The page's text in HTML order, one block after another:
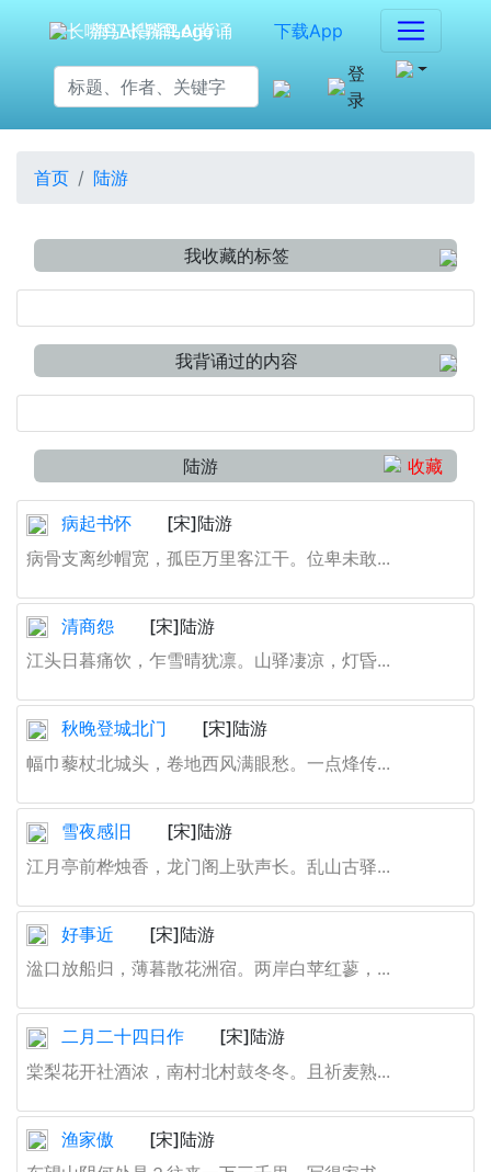
海江长嘴鸟Ai背诵
下载App
登
录
首页 陆游
我收藏的标签
我背诵过的内容
陆游 收藏
病起书怀
[宋]陆游
病骨支离纱帽宽，孤臣万里客江干。位卑未敢...
清商怨
[宋]陆游
江头日暮痛饮，乍雪晴犹凛。山驿凄凉，灯昏...
秋晚登城北门
[宋]陆游
幅巾藜杖北城头，卷地西风满眼愁。一点烽传...
雪夜感旧
[宋]陆游
江月亭前桦烛香，龙门阁上驮声长。乱山古驿...
好事近
[宋]陆游
湓口放船归，薄暮散花洲宿。两岸白苹红蓼，...
二月二十四日作
[宋]陆游
棠梨花开社酒浓，南村北村鼓冬冬。且祈麦熟...
渔家傲
[宋]陆游